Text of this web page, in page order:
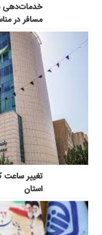
مسافر در
استان